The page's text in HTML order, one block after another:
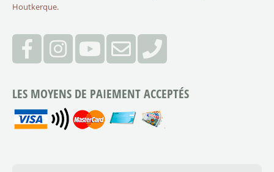
Houtkerque.
LES MOYENS DE PAIEMENT ACCEPTÉS